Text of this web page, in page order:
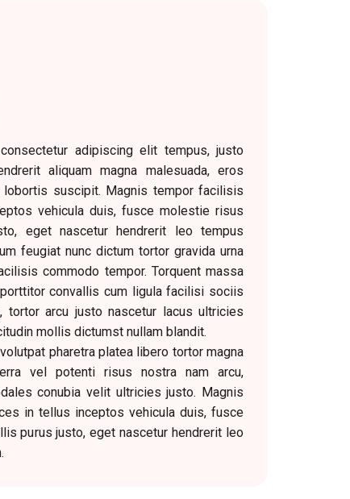
adipiscing elit tempus, justo
aliquam magna malesuada, eros
suscipit. Magnis tempor facilisis
vehicula duis, fusce molestie risus
eget nascetur hendrerit leo tempus
feugiat nunc dictum tortor gravida urna
commodo tempor. Torquent massa
convallis cum ligula facilisi sociis
arcu justo nascetur lacus ultricies
mollis dictumst nullam blandit.
pharetra platea libero tortor magna
vel potenti risus nostra nam arcu,
conubia velit ultricies justo. Magnis
in tellus inceptos vehicula duis, fusce
purus justo, eget nascetur hendrerit leo